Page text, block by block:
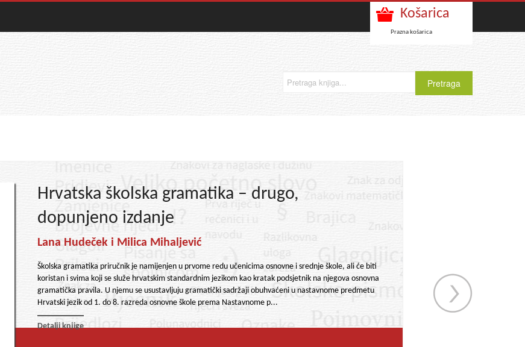
Košarica
Prazna košarica
Hrvatska školska gramatika – drugo,
dopunjeno izdanje
Lana Hudeček i Milica Mihaljević
Školska gramatika priručnik je namijenjen u prvome redu učenicima osnovne i srednje škole, ali će biti
koristan i svima koji se služe hrvatskim standardnim jezikom kao kratak podsjetnik na njegova osnovna
gramatička pravila. U njemu se usustavljuju gramatički sadržaji obuhvaćeni u nastavnome predmetu
Hrvatski jezik od 1. do 8. razreda osnovne škole prema Nastavnome p...
Detalji knjige